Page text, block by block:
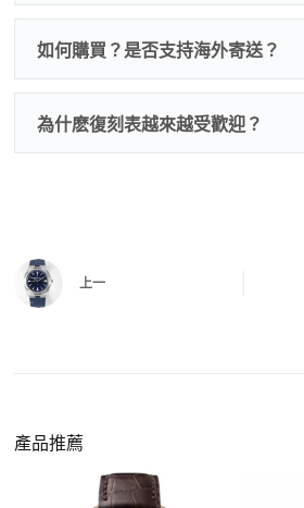
度、錶帶等部位是否完好無瑕
是否有異音，再根據款式進行
給您確認，確定沒有問題後才
如是鋼帶手錶會贈送拆錶帶工
注：部分原裝盒子需要加錢購
交易方式
如何購買？是否支持海外寄送？
請先透過網站上的聯繫方式與我們
們會先幫您確認版本與實際價格。
為什麽復刻表越來越受歡迎？
：以原裝價格的
同外觀與佩戴質感。
合日常通勤與旅行佩戴。
上一
產品推薦